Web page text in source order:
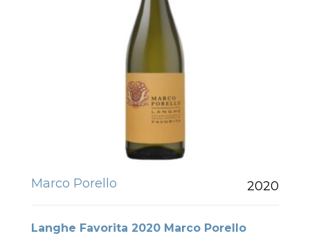
Marco Porello 2020
Langhe Favorita 2020 Marco Porello